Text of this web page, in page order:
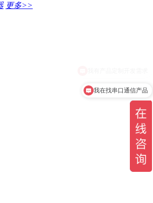
更多>>
我在找串口通信产品